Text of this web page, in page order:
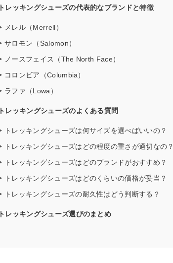
トレッキングシューズの代表的なブランドと特徴
メレル（Merrell）
サロモン（Salomon）
ノースフェイス（The North Face）
コロンビア（Columbia）
ラファ（Lowa）
トレッキングシューズのよくある質問
トレッキングシューズは何サイズを選べばいいの？
トレッキングシューズはどの程度の重さが適切なの？
トレッキングシューズはどのブランドがおすすめ？
トレッキングシューズはどのくらいの価格が妥当？
トレッキングシューズの耐久性はどう判断する？
トレッキングシューズ選びのまとめ